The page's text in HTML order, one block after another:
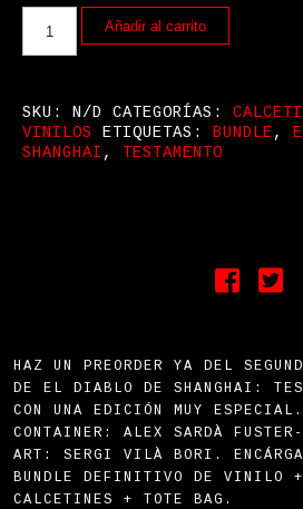
Añadir al carrito
SKU: N/D CATEGORÍAS:
VINILOS
ETIQUETAS: BUNDLE,
SHANGHAI , TESTAMENTO
HAZ UN PREORDER YA DEL
DE EL DIABLO DE SHANGHAI:
CON UNA EDICIÓN MUY
CONTAINER: ALEX SARDÀ
ART: SERGI VILÀ BORI.
BUNDLE DEFINITIVO DE VINILO
CALCETINES + TOTE BAG.